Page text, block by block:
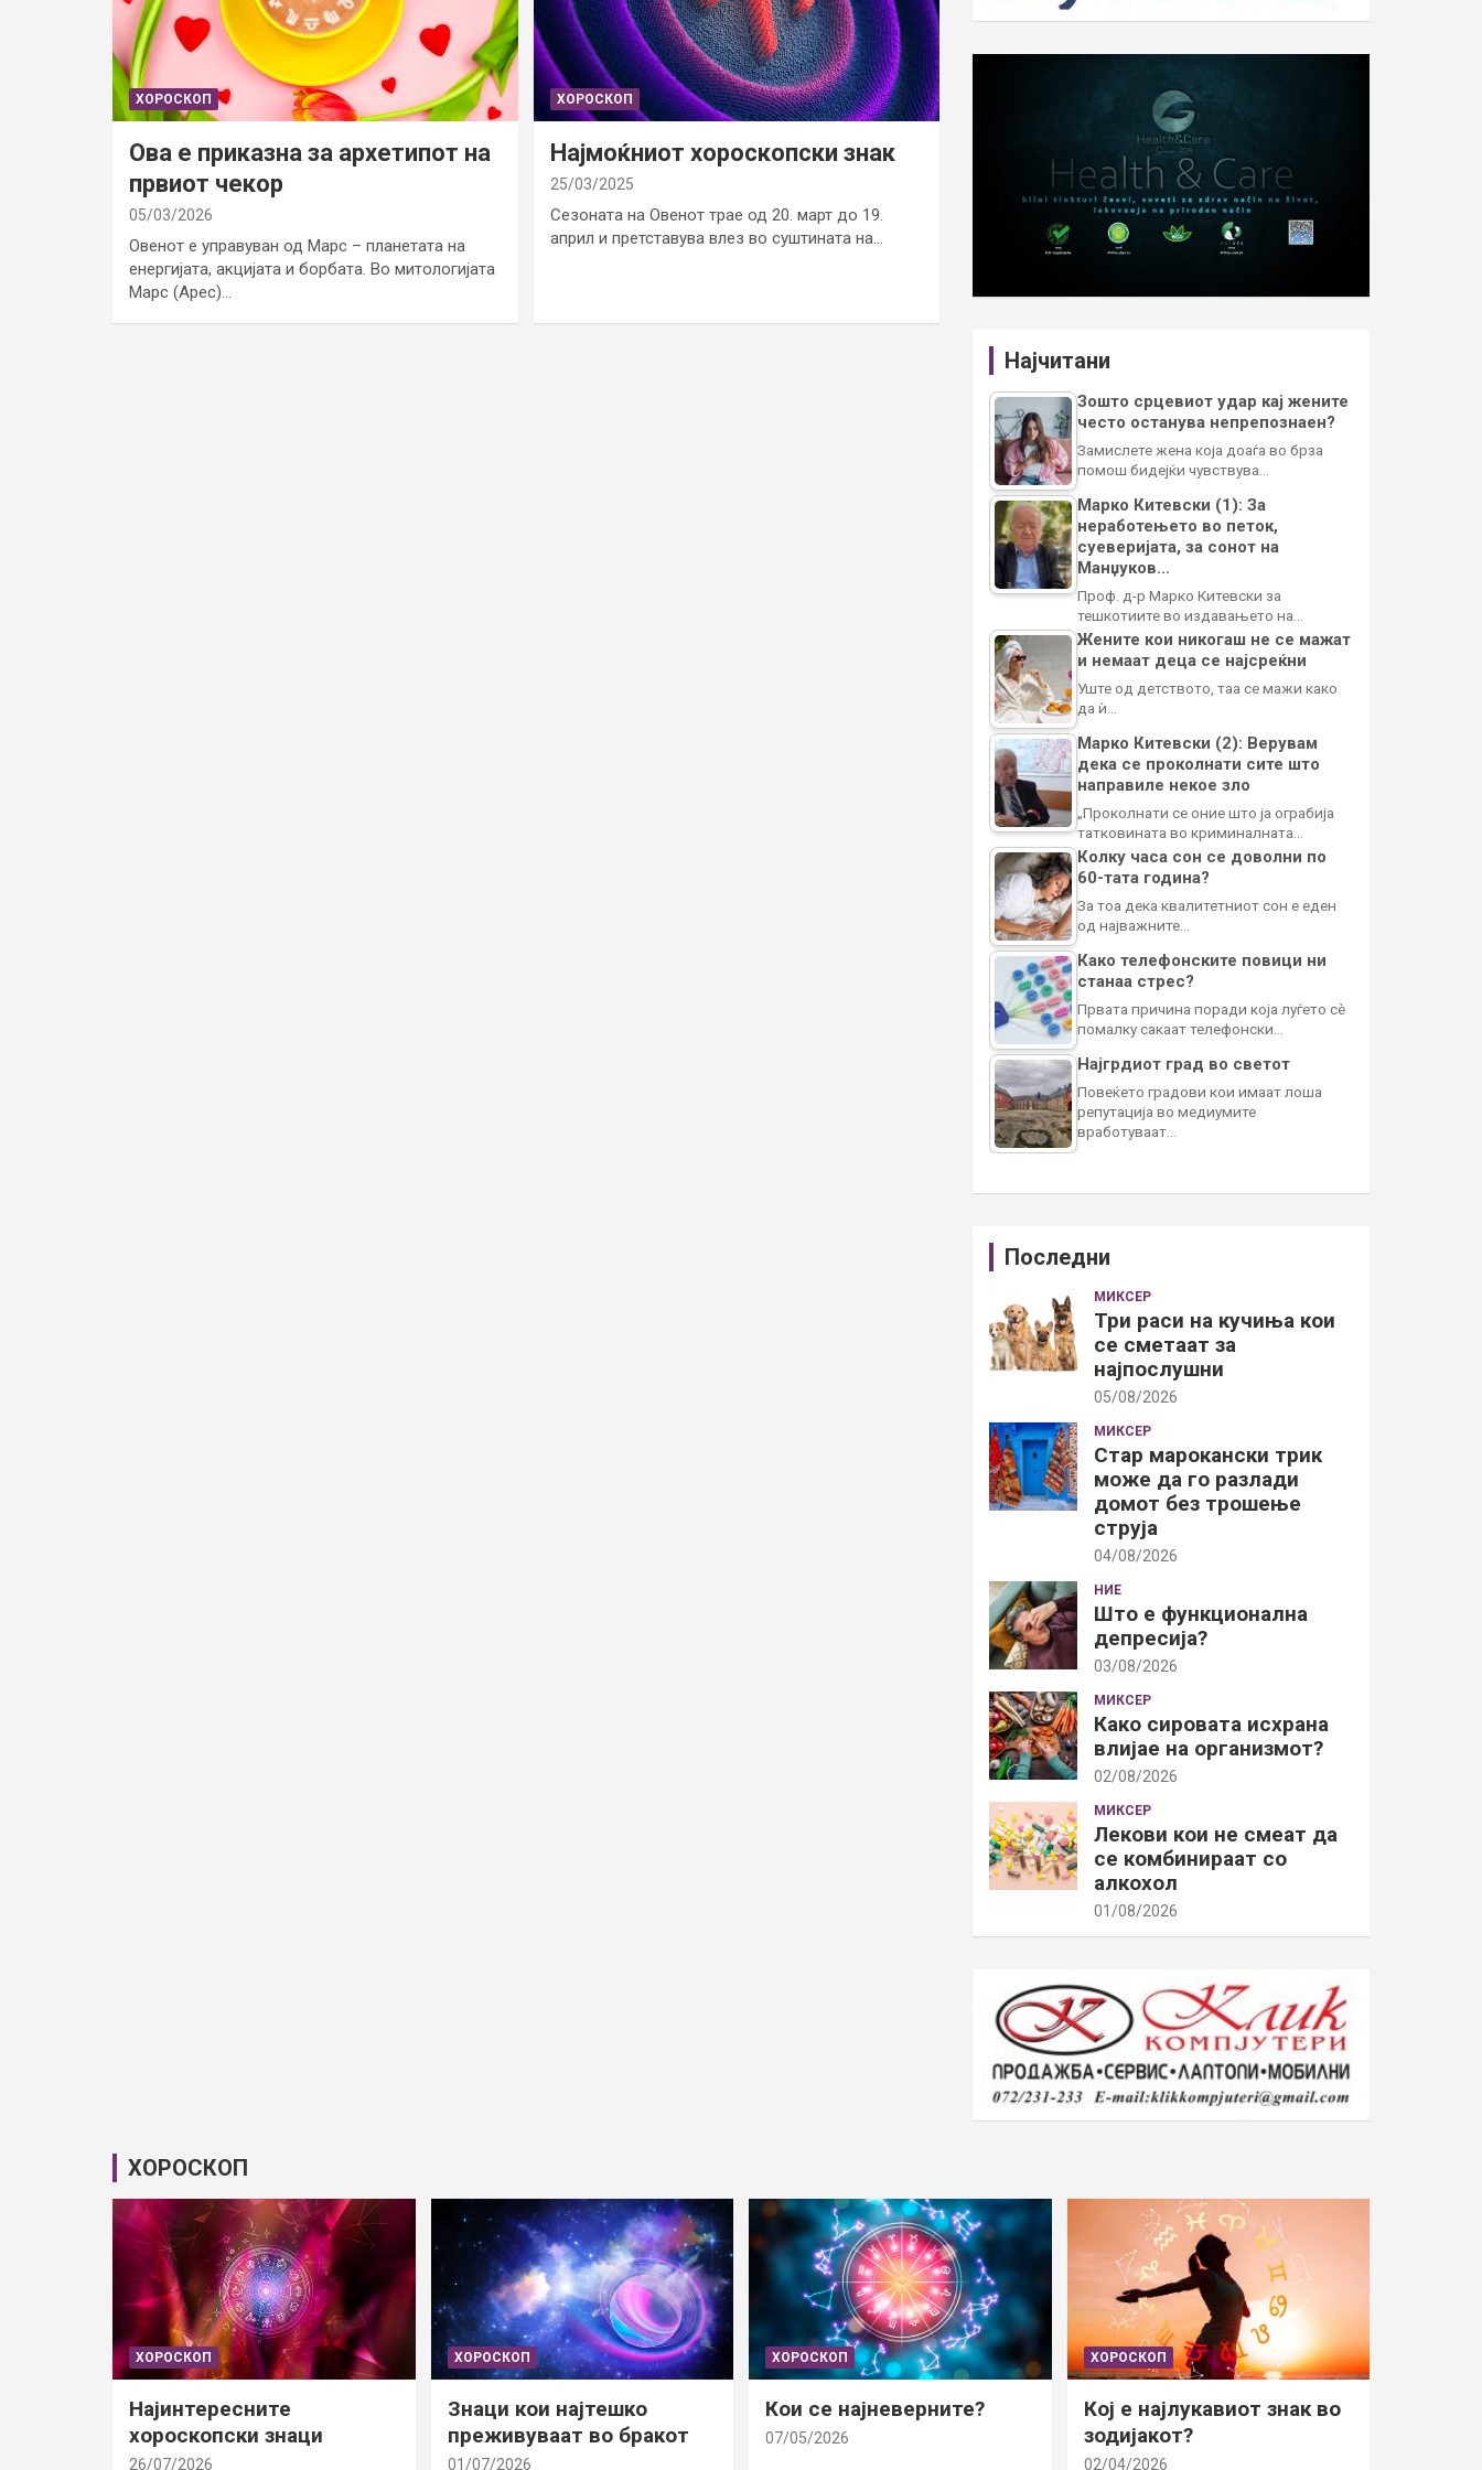
ХОРОСКОП
Ова е приказна за архетипот на
првиот чекор
05/03/2026
Овенот е управуван од Марс – планетата на
енергијата, акцијата и борбата. Во митологијата
Марс (Арес)…
ХОРОСКОП
Најмоќниот хороскопски знак
25/03/2025
Сезоната на Овенот трае од 20. март до 19.
април и претставува влез во суштината на…
Најчитани
Зошто срцевиот удар кај жените
често останува непрепознаен?
Замислете жена која доаѓа во брза
помош бидејќи чувствува…
Марко Китевски (1): За
неработењето во петок,
суеверијата, за сонот на
Манџуков…
Проф. д-р Марко Китевски за
тешкотиите во издавањето на…
Жените кои никогаш не се мажат
и немаат деца се најсреќни
Уште од детството, таа се мажи како
да ѝ…
Марко Китевски (2): Верувам
дека се проколнати сите што
направиле некое зло
„Проколнати се оние што ја ограбија
татковината во криминалната…
Колку часа сон се доволни по
60-тата година?
За тоа дека квалитетниот сон е еден
од најважните…
Како телефонските повици ни
станаа стрес?
Првата причина поради која луѓето сè
помалку сакаат телефонски…
Најгрдиот град во светот
Повеќето градови кои имаат лоша
репутација во медиумите
вработуваат…
Последни
МИКСЕР
Три раси на кучиња кои
се сметаат за
најпослушни
05/08/2026
МИКСЕР
Стар марокански трик
може да го разлади
домот без трошење
струја
04/08/2026
НИЕ
Што е функционална
депресија?
03/08/2026
МИКСЕР
Како сировата исхрана
влијае на организмот?
02/08/2026
МИКСЕР
Лекови кои не смеат да
се комбинираат со
алкохол
01/08/2026
ХОРОСКОП
ХОРОСКОП
Најинтересните
хороскопски знаци
26/07/2026
ХОРОСКОП
Знаци кои најтешко
преживуваат во бракот
01/07/2026
ХОРОСКОП
Кои се најневерните?
07/05/2026
ХОРОСКОП
Кој е најлукавиот знак во
зодијакот?
02/04/2026